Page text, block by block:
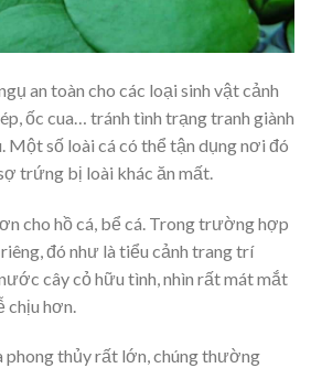
an toàn cho các loại sinh vật cảnh
ốc cua… tránh tình trạng tranh giành
Một số loài cá có thể tận dụng nơi đó
trứng bị loài khác ăn mất.
cho hồ cá, bể cá. Trong trường hợp
đó như là tiểu cảnh trang trí
cây cỏ hữu tình, nhìn rất mát mắt
chịu hơn.
phong thủy rất lớn, chúng thường